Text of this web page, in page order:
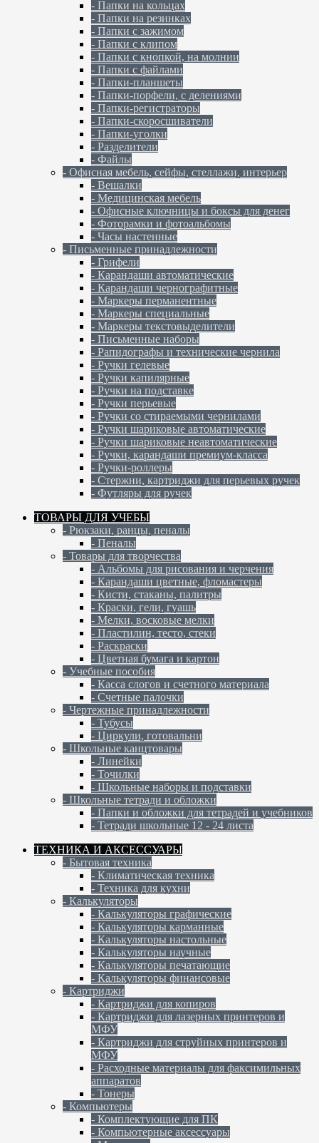
- Папки на кольцах
- Папки на резинках
- Папки с зажимом
- Папки с клипом
- Папки с кнопкой, на молнии
- Папки с файлами
- Папки-планшеты
- Папки-порфели, с делениями
- Папки-регистраторы
- Папки-скоросшиватели
- Папки-уголки
- Разделители
- Файлы
- Офисная мебель, сейфы, стеллажи, интерьер
- Вешалки
- Медицинская мебель
- Офисные ключницы и боксы для денег
- Фоторамки и фотоальбомы
- Часы настенные
- Письменные принадлежности
- Грифели
- Карандаши автоматические
- Карандаши чернографитные
- Маркеры перманентные
- Маркеры специальные
- Маркеры текстовыделители
- Письменные наборы
- Рапидографы и технические чернила
- Ручки гелевые
- Ручки капилярные
- Ручки на подставке
- Ручки перьевые
- Ручки со стираемыми чернилами
- Ручки шариковые автоматические
- Ручки шариковые неавтоматические
- Ручки, карандаши премиум-класса
- Ручки-роллеры
- Стержни, картриджи для перьевых ручек
- Футляры для ручек
ТОВАРЫ ДЛЯ УЧЕБЫ
- Рюкзаки, ранцы, пеналы
- Пеналы
- Товары для творчества
- Альбомы для рисования и черчения
- Карандаши цветные, фломастеры
- Кисти, стаканы, палитры
- Краски, гели, гуашь
- Мелки, восковые мелки
- Пластилин, тесто, стеки
- Раскраски
- Цветная бумага и картон
- Учебные пособия
- Касса слогов и счетного материала
- Счетные палочки
- Чертежные принадлежности
- Тубусы
- Циркули, готовальни
- Школьные канцтовары
- Линейки
- Точилки
- Школьные наборы и подставки
- Школьные тетради и обложки
- Папки и обложки для тетрадей и учебников
- Тетради школьные 12 - 24 листа
ТЕХНИКА И АКСЕССУАРЫ
- Бытовая техника
- Климатическая техника
- Техника для кухни
- Калькуляторы
- Калькуляторы графические
- Калькуляторы карманные
- Калькуляторы настольные
- Калькуляторы научные
- Калькуляторы печатающие
- Калькуляторы финансовые
- Картриджи
- Картриджи для копиров
- Картриджи для лазерных принтеров и
МФУ
- Картриджи для струйных принтеров и
МФУ
- Расходные материалы для факсимильных
аппаратов
- Тонеры
- Компьютеры
- Комплектующие для ПК
- Компьютерные аксессуары